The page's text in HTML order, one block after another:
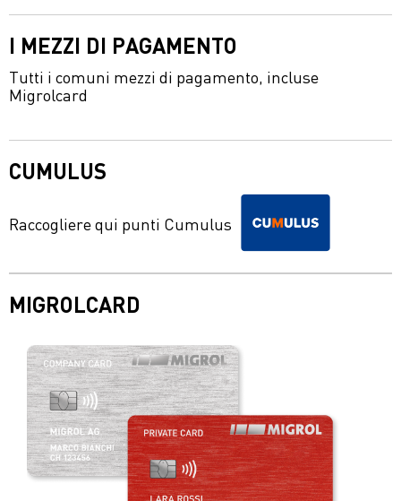
I MEZZI DI PAGAMENTO
Tutti i comuni mezzi di pagamento, incluse
Migrolcard
CUMULUS
Raccogliere qui punti Cumulus
MIGROLCARD